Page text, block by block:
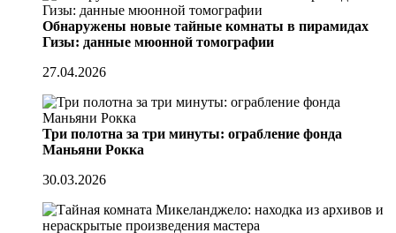
Обнаружены новые тайные комнаты в пирамидах
Гизы: данные мюонной томографии
27.04.2026
Три полотна за три минуты: ограбление фонда
Маньяни Рокка
30.03.2026